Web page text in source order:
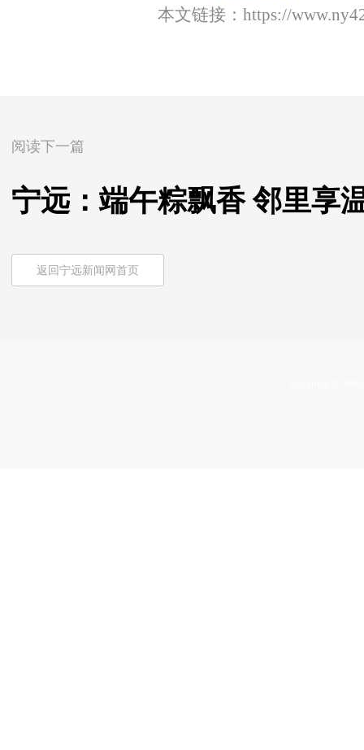
本文链接： https://
阅读下一篇
宁远：端午粽飘香 邻里享
返回宁远新闻网首页